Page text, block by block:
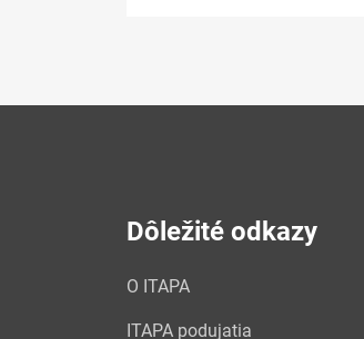
Dôležité odkazy
O ITAPA
ITAPA podujatia